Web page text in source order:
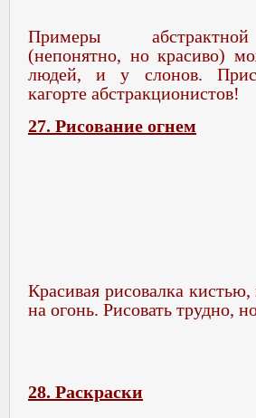
Примеры
(непонятно, но красиво)
людей, и у слонов.
кагорте абстракционистов!
27. Рисование огнем
Красивая рисовалка кистью,
на огонь. Рисовать трудно,
28. Раскраски